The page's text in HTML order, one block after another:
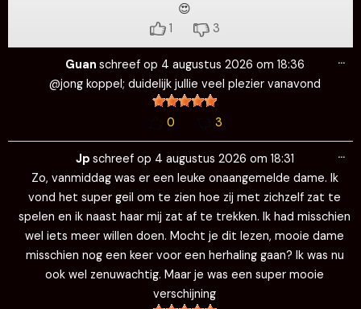
😍
1
3
Guan schreef op 4 augustus 2026 om 18:36
@jong koppel; duidelijk jullie veel plezier vanavond
0 3
…
Jp schreef op 4 augustus 2026 om 18:31
Zo, vanmiddag was er een leuke onaangemelde dame. Ik
vond het super geil om te zien hoe zij met zichzelf zat te
spelen en ik naast haar mij zat af te trekken. Ik had misschien
wel iets meer willen doen. Mocht je dit lezen, mooie dame
misschien nog een keer voor een herhaling gaan? Ik was nu
ook wel zenuwachtig. Maar je was een super mooie
verschijning
…